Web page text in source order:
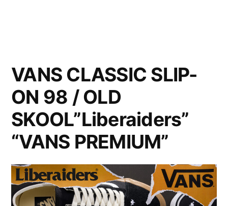
VANS CLASSIC SLIP-
ON 98 / OLD
SKOOL”Liberaiders”
“VANS PREMIUM”